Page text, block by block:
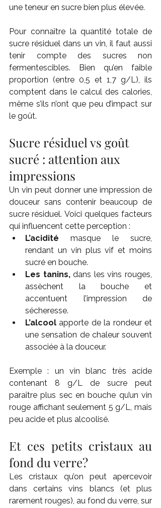
une teneur en sucre bien plus élevée.
Pour connaître la quantité totale de
sucre résiduel dans un vin, il faut aussi
tenir compte des sucres non
fermentescibles. Bien qu’en faible
proportion (entre 0,5 et 1,7 g/L), ils
comptent dans le calcul des calories,
même s’ils n’ont que peu d’impact sur
le goût.
Sucre résiduel vs goût
sucré : attention aux
impressions
Un vin peut donner une impression de
douceur sans contenir beaucoup de
sucre résiduel. Voici quelques facteurs
qui influencent cette perception :
L’acidité masque le sucre,
rendant un vin plus vif et moins
sucré en bouche.
Les tanins, dans les vins rouges,
assèchent la bouche et
accentuent l’impression de
sécheresse.
L’alcool apporte de la rondeur et
une sensation de chaleur souvent
associée à la douceur.
Exemple : un vin blanc très acide
contenant 8 g/L de sucre peut
paraître plus sec en bouche qu’un vin
rouge affichant seulement 5 g/L, mais
peu acide et plus alcoolisé.
Et ces petits cristaux au
fond du verre?
Les cristaux qu’on peut apercevoir
dans certains vins blancs (et plus